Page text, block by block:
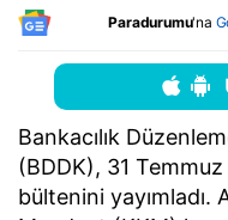
Paradurumu'na
Bankacılık
(BDDK), 31
bültenini yayımladı.